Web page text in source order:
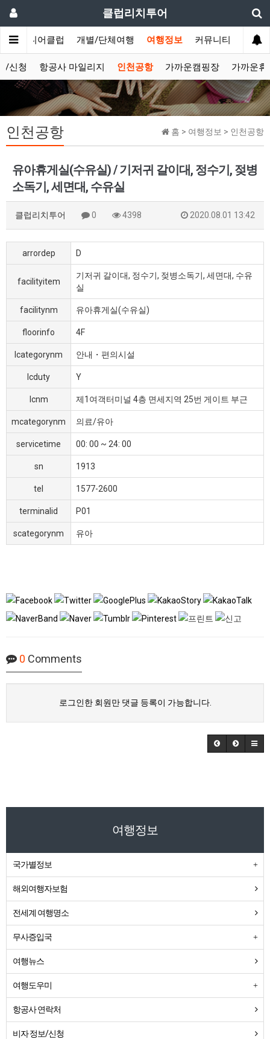
클럽리치투어
시니어클럽 개별/단체여행 여행정보 커뮤니티
/신청 항공사 마일리지 인천공항 가까운캠핑장 가까운휴
홈 > 여행정보 > 인천공항
인천공항
유아휴게실(수유실) / 기저귀 갈이대, 정수기, 젖병
소독기, 세면대, 수유실
클럽리치투어 0 4398 2020.08.01 13:42
arrordep D
facilityitem
기저귀 갈이대, 정수기, 젖병소독기, 세면대, 수유
실
facilitynm 유아휴게실(수유실)
floorinfo 4F
lcategorynm 안내・편의시설
lcduty Y
lcnm 제1여객터미널 4층 면세지역 25번 게이트 부근
mcategorynm 의료/유아
servicetime 00: 00 ~ 24: 00
sn 1913
tel 1577-2600
terminalid P01
scategorynm 유아
0 Comments
로그인한 회원만 댓글 등록이 가능합니다.
여행정보
국가별정보
해외여행자보험
전세계 여행명소
무사증입국
여행뉴스
여행도우미
항공사 연락처
비자 정보/신청